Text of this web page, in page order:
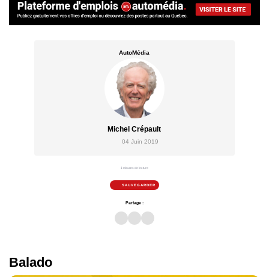
AutoMédia
Michel Crépault
04 Juin 2019
1 minutes de lecture
SAUVEGARDER
Partage :
Balado